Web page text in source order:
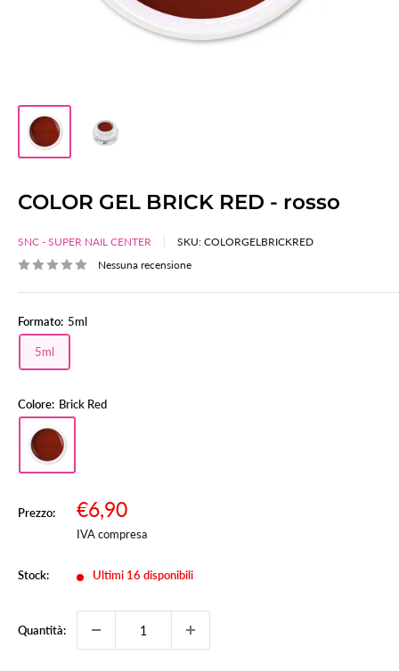
COLOR GEL BRICK RED - rosso
SNC - SUPER NAIL CENTER SKU: COLORGELBRICKRED
Nessuna recensione
Formato: 5ml
5ml
Colore: Brick Red
Prezzo:
Prezzo
scontato
€6,90
IVA compresa
Stock: Ultimi 16 disponibili
Quantità: